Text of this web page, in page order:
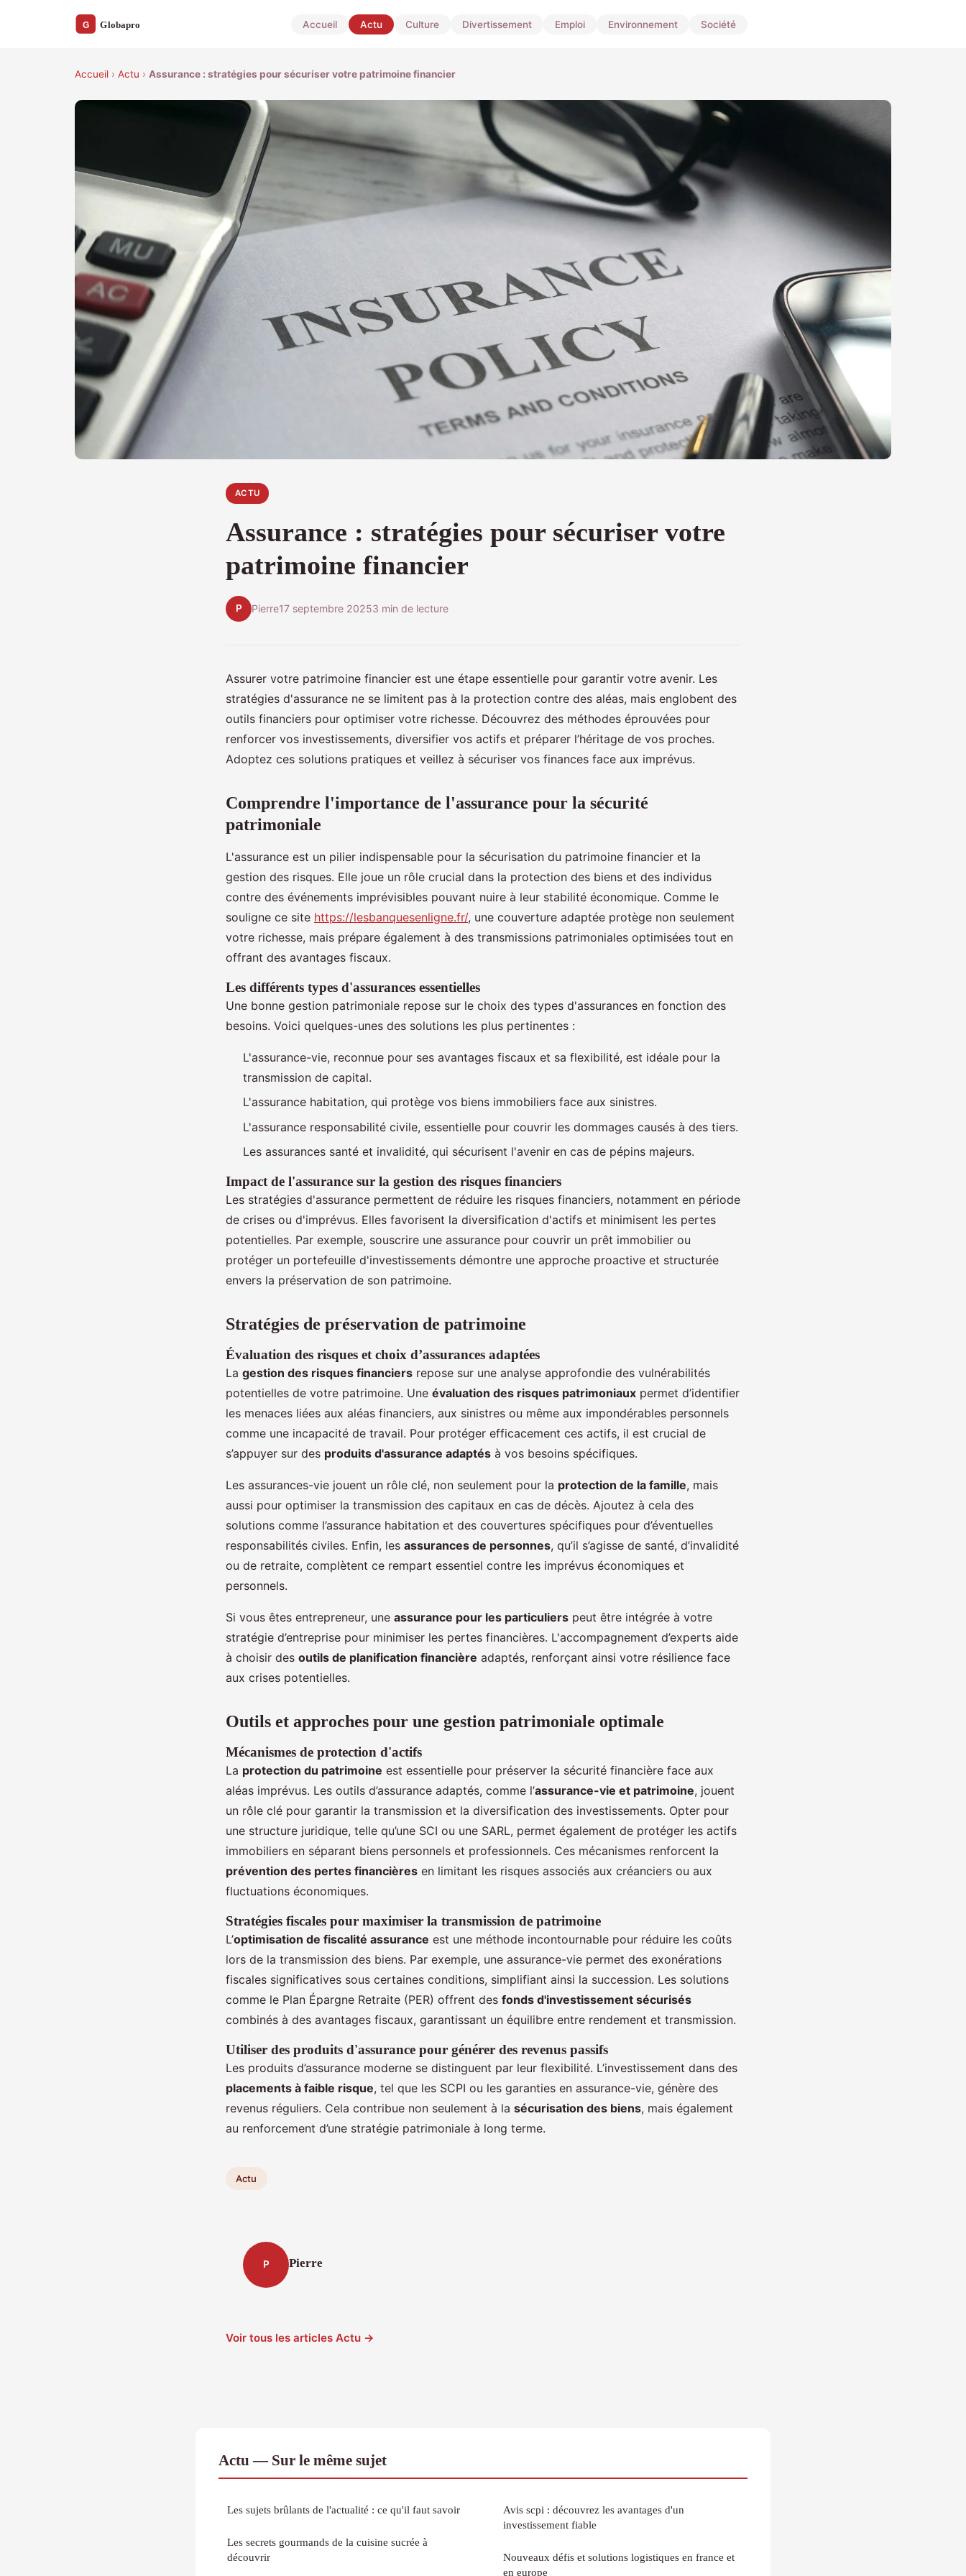
Accueil Actu Culture Divertissement Emploi Environnement Société
Accueil › Actu › Assurance : stratégies pour sécuriser votre patrimoine financier
ACTU
Assurance : stratégies pour sécuriser votre
patrimoine financier
P Pierre17 septembre 20253 min de lecture
Assurer votre patrimoine financier est une étape essentielle pour garantir votre avenir. Les
stratégies d'assurance ne se limitent pas à la protection contre des aléas, mais englobent des
outils financiers pour optimiser votre richesse. Découvrez des méthodes éprouvées pour
renforcer vos investissements, diversifier vos actifs et préparer l’héritage de vos proches.
Adoptez ces solutions pratiques et veillez à sécuriser vos finances face aux imprévus.
Comprendre l'importance de l'assurance pour la sécurité
patrimoniale
L'assurance est un pilier indispensable pour la sécurisation du patrimoine financier et la
gestion des risques. Elle joue un rôle crucial dans la protection des biens et des individus
contre des événements imprévisibles pouvant nuire à leur stabilité économique. Comme le
souligne ce site https://lesbanquesenligne.fr/, une couverture adaptée protège non seulement
votre richesse, mais prépare également à des transmissions patrimoniales optimisées tout en
offrant des avantages fiscaux.
Les différents types d'assurances essentielles
Une bonne gestion patrimoniale repose sur le choix des types d'assurances en fonction des
besoins. Voici quelques-unes des solutions les plus pertinentes :
L'assurance-vie, reconnue pour ses avantages fiscaux et sa flexibilité, est idéale pour la
transmission de capital.
L'assurance habitation, qui protège vos biens immobiliers face aux sinistres.
L'assurance responsabilité civile, essentielle pour couvrir les dommages causés à des tiers.
Les assurances santé et invalidité, qui sécurisent l'avenir en cas de pépins majeurs.
Impact de l'assurance sur la gestion des risques financiers
Les stratégies d'assurance permettent de réduire les risques financiers, notamment en période
de crises ou d'imprévus. Elles favorisent la diversification d'actifs et minimisent les pertes
potentielles. Par exemple, souscrire une assurance pour couvrir un prêt immobilier ou
protéger un portefeuille d'investissements démontre une approche proactive et structurée
envers la préservation de son patrimoine.
Stratégies de préservation de patrimoine
Évaluation des risques et choix d’assurances adaptées
La gestion des risques financiers repose sur une analyse approfondie des vulnérabilités
potentielles de votre patrimoine. Une évaluation des risques patrimoniaux permet d’identifier
les menaces liées aux aléas financiers, aux sinistres ou même aux impondérables personnels
comme une incapacité de travail. Pour protéger efficacement ces actifs, il est crucial de
s’appuyer sur des produits d'assurance adaptés à vos besoins spécifiques.
Les assurances-vie jouent un rôle clé, non seulement pour la protection de la famille, mais
aussi pour optimiser la transmission des capitaux en cas de décès. Ajoutez à cela des
solutions comme l’assurance habitation et des couvertures spécifiques pour d’éventuelles
responsabilités civiles. Enfin, les assurances de personnes, qu’il s’agisse de santé, d’invalidité
ou de retraite, complètent ce rempart essentiel contre les imprévus économiques et
personnels.
Si vous êtes entrepreneur, une assurance pour les particuliers peut être intégrée à votre
stratégie d’entreprise pour minimiser les pertes financières. L'accompagnement d’experts aide
à choisir des outils de planification financière adaptés, renforçant ainsi votre résilience face
aux crises potentielles.
Outils et approches pour une gestion patrimoniale optimale
Mécanismes de protection d'actifs
La protection du patrimoine est essentielle pour préserver la sécurité financière face aux
aléas imprévus. Les outils d’assurance adaptés, comme l’assurance-vie et patrimoine, jouent
un rôle clé pour garantir la transmission et la diversification des investissements. Opter pour
une structure juridique, telle qu’une SCI ou une SARL, permet également de protéger les actifs
immobiliers en séparant biens personnels et professionnels. Ces mécanismes renforcent la
prévention des pertes financières en limitant les risques associés aux créanciers ou aux
fluctuations économiques.
Stratégies fiscales pour maximiser la transmission de patrimoine
L’optimisation de fiscalité assurance est une méthode incontournable pour réduire les coûts
lors de la transmission des biens. Par exemple, une assurance-vie permet des exonérations
fiscales significatives sous certaines conditions, simplifiant ainsi la succession. Les solutions
comme le Plan Épargne Retraite (PER) offrent des fonds d'investissement sécurisés
combinés à des avantages fiscaux, garantissant un équilibre entre rendement et transmission.
Utiliser des produits d'assurance pour générer des revenus passifs
Les produits d’assurance moderne se distinguent par leur flexibilité. L’investissement dans des
placements à faible risque, tel que les SCPI ou les garanties en assurance-vie, génère des
revenus réguliers. Cela contribue non seulement à la sécurisation des biens, mais également
au renforcement d’une stratégie patrimoniale à long terme.
Actu
P Pierre
Voir tous les articles Actu →
Actu — Sur le même sujet
Les sujets brûlants de l'actualité : ce qu'il faut savoir
Les secrets gourmands de la cuisine sucrée à
découvrir
Avis scpi : découvrez les avantages d'un
investissement fiable
Nouveaux défis et solutions logistiques en france et
en europe